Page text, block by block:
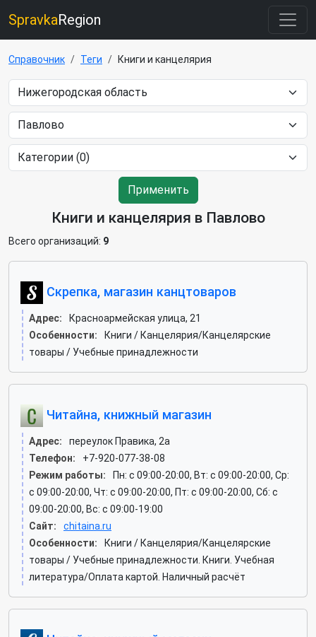
SpravkaRegion
Справочник Теги Книги и канцелярия
Применить
Книги и канцелярия в Павлово
Всего организаций: 9
Скрепка, магазин канцтоваров
Адрес:
Красноармейская улица, 21
Особенности:
Книги / Канцелярия/Канцелярские
товары / Учебные принадлежности
Читайна, книжный магазин
Адрес:
переулок Правика, 2а
Телефон:
+7-920-077-38-08
Режим работы:
Пн: c 09:00-20:00, Вт: c 09:00-20:00, Ср:
c 09:00-20:00, Чт: c 09:00-20:00, Пт: c 09:00-20:00, Сб: c
09:00-20:00, Вс: c 09:00-19:00
Сайт:
chitaina.ru
Особенности:
Книги / Канцелярия/Канцелярские
товары / Учебные принадлежности. Книги. Учебная
литература/Оплата картой. Наличный расчёт